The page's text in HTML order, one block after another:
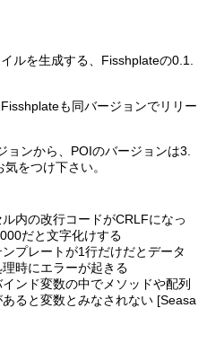
ルを生成する、Fisshplateの0.1.
も同バージョンでリリー
ンから、POIのバージョンは3.
をつけ下さい。
内の改行コードがCRLFになっ
だと文字化けする
プレートが1行だけだとデータ
時にエラーが起きる
ンド変数の中でメソッドや配列
ると変数とみなされない [Seasa